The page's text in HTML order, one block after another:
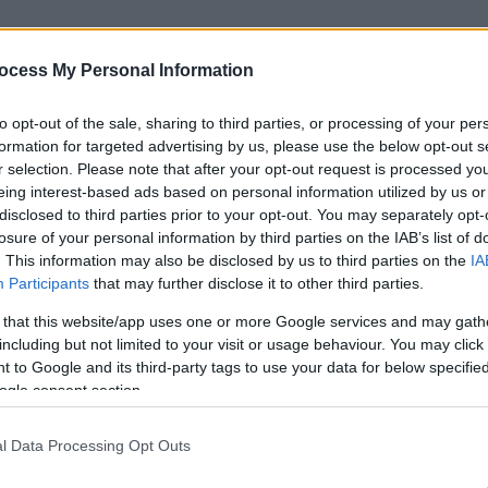
My Personal Information
opt-out of the sale, sharing to third parties, or processing of your
for targeted advertising by us, please use the below opt-out
selection. Please note that after your opt-out request is processed
interest-based ads based on personal information utilized by us
to third parties prior to your opt-out. You may separately
of your personal information by third parties on the IAB’s list of
This information may also be disclosed by us to third parties on the
Participants that may further disclose it to other third parties.
that this website/app uses one or more Google services and may
but not limited to your visit or usage behaviour. You may
to Google and its third-party tags to use your data for below
consent section.
Data Processing Opt Outs
Αθήνα - Το σκοτάδι της κατοχής
Αθήνα - Το σκοτάδι της κατοχής